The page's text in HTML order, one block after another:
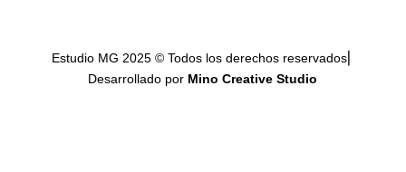
Estudio MG 2025 © Todos los derechos reservados⎜
Desarrollado por Mino Creative Studio